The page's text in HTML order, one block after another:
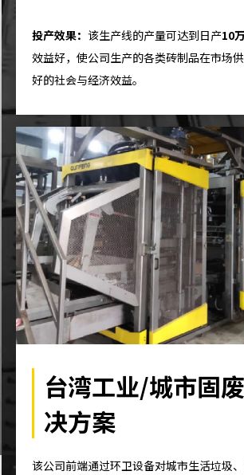
投产效果： 该生产线的产量可达到日产10
效益好，使公司生产的各类砖制品在市场
好的社会与经济效益。
台湾工业/城市固
决方案
该公司前端通过环卫设备对城市生活垃圾